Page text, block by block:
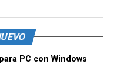
PC con Windows